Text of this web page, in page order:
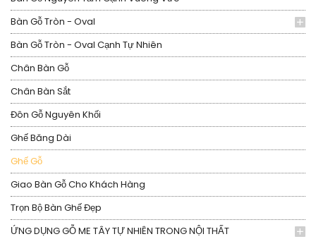
Bàn Gỗ Tròn - Oval
Bàn Gỗ Tròn - Oval Cạnh Tự Nhiên
Chân Bàn Gỗ
Chân Bàn Sắt
Đôn Gỗ Nguyên Khối
Ghế Băng Dài
Ghế Gỗ
Giao Bàn Gỗ Cho Khách Hàng
Trọn Bộ Bàn Ghế Đẹp
ỨNG DỤNG GỖ ME TÂY TỰ NHIÊN TRONG NỘI THẤT